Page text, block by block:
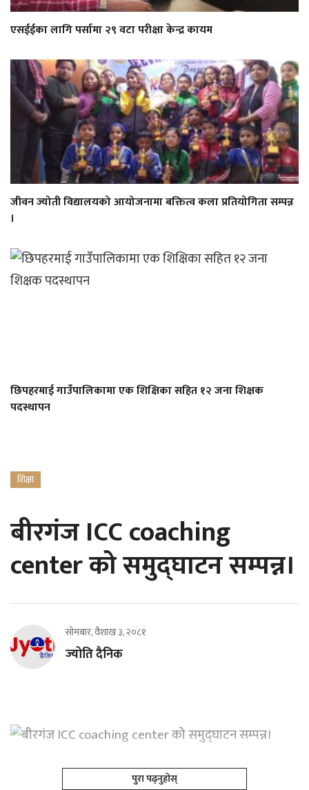
एसईईका लागि पर्सामा २९ वटा परीक्षा केन्द्र कायम
जीवन ज्योती विद्यालयको आयोजनामा बक्तित्व कला प्रतियोगिता सम्पन्न
।
छिपहरमाई गाउँपालिकामा एक शिक्षिका सहित १२ जना शिक्षक
पदस्थापन
शिक्षा
बीरगंज ICC coaching
center को समुद्घाटन सम्पन्न।
सोमबार, वैशाख ३, २०८१
ज्योति दैनिक
पुरा पढ्नुहोस्